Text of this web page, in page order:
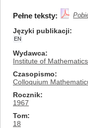
Pełne teksty:
Języki publikacji
EN
Wydawca
Institute of
Czasopismo
Colloquium
Rocznik
1967
Tom
18